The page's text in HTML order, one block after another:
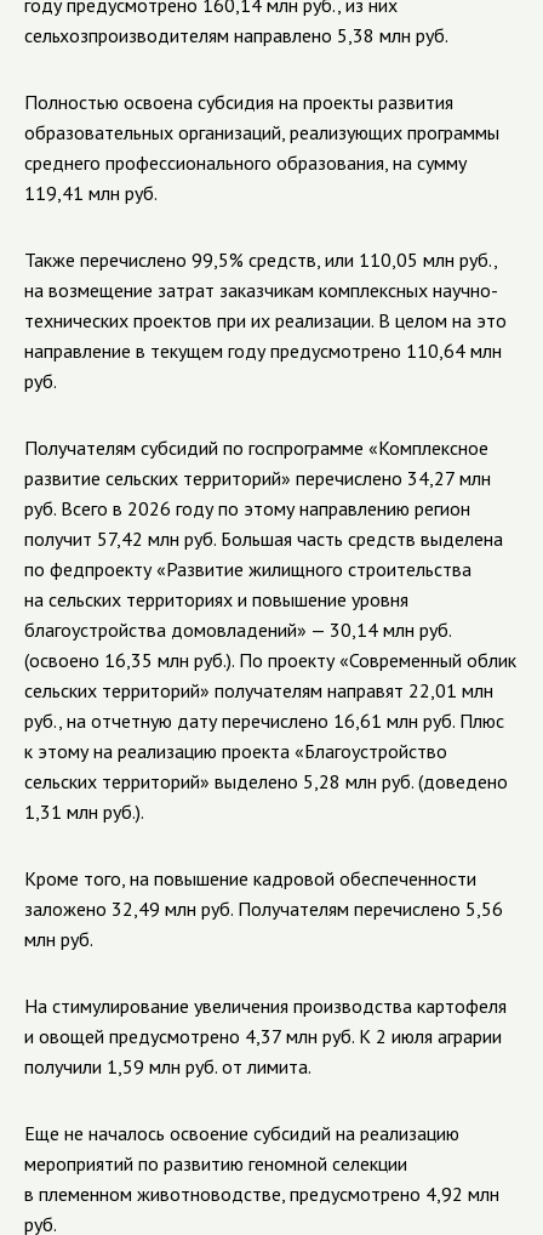
году предусмотрено 160,14 млн руб., из них
сельхозпроизводителям направлено 5,38 млн руб.
Полностью освоена субсидия на проекты развития
образовательных организаций, реализующих программы
среднего профессионального образования, на сумму
119,41 млн руб.
Также перечислено 99,5% средств, или 110,05 млн руб.,
на возмещение затрат заказчикам комплексных научно-
технических проектов при их реализации. В целом на это
направление в текущем году предусмотрено 110,64 млн
руб.
Получателям субсидий по госпрограмме «Комплексное
развитие сельских территорий» перечислено 34,27 млн
руб. Всего в 2026 году по этому направлению регион
получит 57,42 млн руб. Большая часть средств выделена
по федпроекту «Развитие жилищного строительства
на сельских территориях и повышение уровня
благоустройства домовладений» — 30,14 млн руб.
(освоено 16,35 млн руб.). По проекту «Современный облик
сельских территорий» получателям направят 22,01 млн
руб., на отчетную дату перечислено 16,61 млн руб. Плюс
к этому на реализацию проекта «Благоустройство
сельских территорий» выделено 5,28 млн руб. (доведено
1,31 млн руб.).
Кроме того, на повышение кадровой обеспеченности
заложено 32,49 млн руб. Получателям перечислено 5,56
млн руб.
На стимулирование увеличения производства картофеля
и овощей предусмотрено 4,37 млн руб. К 2 июля аграрии
получили 1,59 млн руб. от лимита.
Еще не началось освоение субсидий на реализацию
мероприятий по развитию геномной селекции
в племенном животноводстве, предусмотрено 4,92 млн
руб.